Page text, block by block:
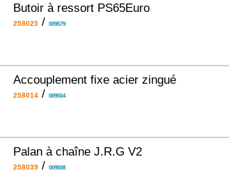
Butoir à ressort PS65Euro
258025/ 009579
Accouplement fixe acier zingué
258014/ 009504
Palan à chaîne J.R.G V2
258039/ 009508